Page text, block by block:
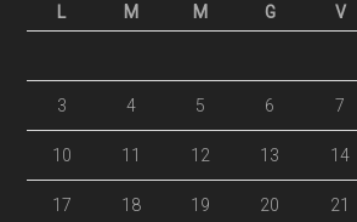
L
M M G V
3 4 5 6 7
10 11 12 13 14
17 18 19 20 21